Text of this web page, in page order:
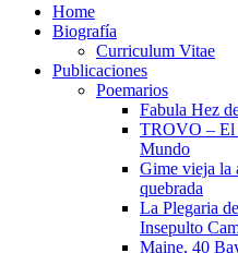
Home
Biografía
Curriculum Vitae​
Publicaciones
Poemarios
Fabula Hez
TROVO – El
Mundo
Gime vieja la
quebrada
La Plegaria
Insepulto
Maine, 40